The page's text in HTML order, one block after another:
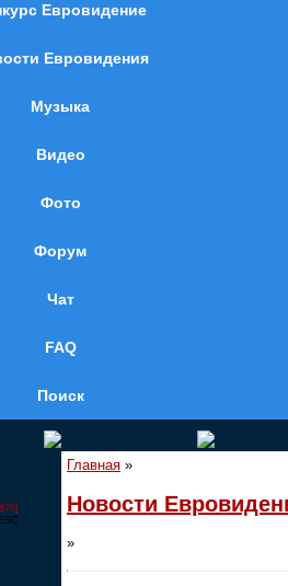
Евровидение
Евровидения
Музыка
Видео
Фото
Форум
Чат
FAQ
Поиск
Главная »
Новости
»